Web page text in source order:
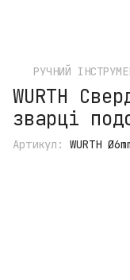
РУЧНИЙ
WURTH
зварці
Артикул: WURTH